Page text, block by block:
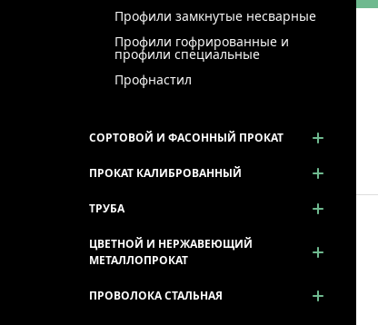
Профили замкнутые несварные
Профили гофрированные и
профили специальные
Профнастил
СОРТОВОЙ И ФАСОННЫЙ ПРОКАТ
ПРОКАТ КАЛИБРОВАННЫЙ
ТРУБА
ЦВЕТНОЙ И НЕРЖАВЕЮЩИЙ
МЕТАЛЛОПРОКАТ
ПРОВОЛОКА СТАЛЬНАЯ